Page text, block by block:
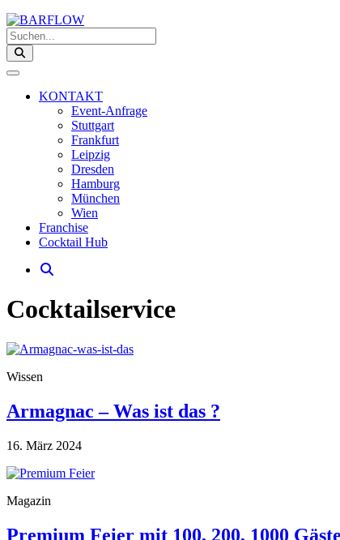
Suchen...
KONTAKT
Event-Anfrage
Stuttgart
Frankfurt
Leipzig
Dresden
Hamburg
München
Wien
Franchise
Cocktail Hub
Cocktailservice
Wissen
Armagnac – Was ist das ?
16. März 2024
Magazin
Premium Feier mit 100, 200, 1000